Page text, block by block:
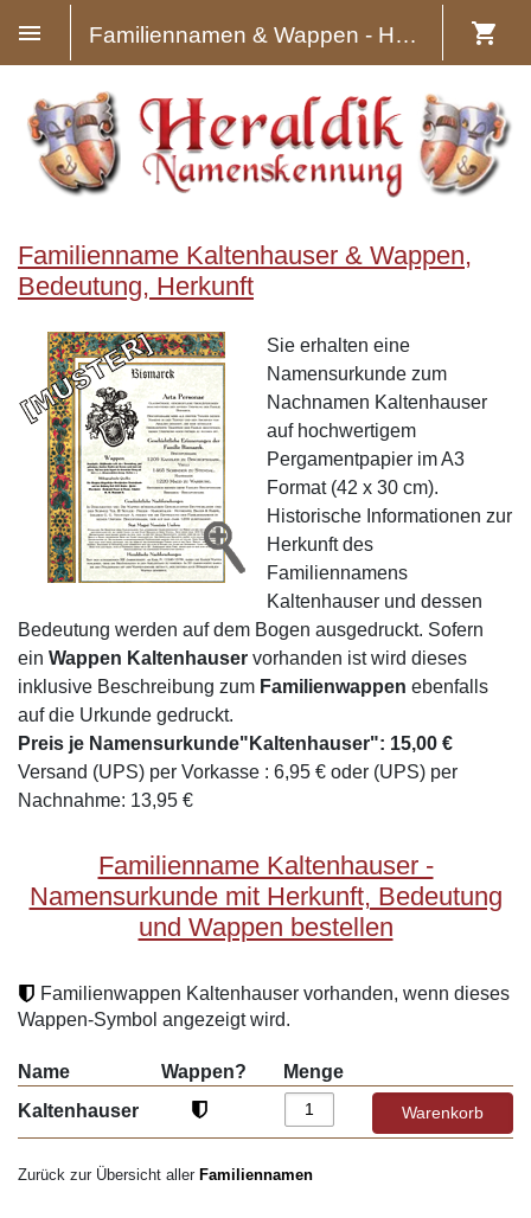
Familiennamen & Wappen - Heraldik
Familienname Kaltenhauser & Wappen,
Bedeutung, Herkunft
Sie erhalten eine
Namensurkunde zum
Nachnamen Kaltenhauser
auf hochwertigem
Pergamentpapier im A3
Format (42 x 30 cm).
Historische Informationen zur
Herkunft des
Familiennamens
Kaltenhauser und dessen
Bedeutung werden auf dem Bogen ausgedruckt. Sofern
ein Wappen Kaltenhauser vorhanden ist wird dieses
inklusive Beschreibung zum Familienwappen ebenfalls
auf die Urkunde gedruckt.
Preis je Namensurkunde"Kaltenhauser": 15,00 €
Versand (UPS) per Vorkasse : 6,95 € oder (UPS) per
Nachnahme: 13,95 €
Familienname Kaltenhauser -
Namensurkunde mit Herkunft, Bedeutung
und Wappen bestellen
Familienwappen Kaltenhauser vorhanden, wenn dieses
Wappen-Symbol angezeigt wird.
Name Wappen?
Menge
Kaltenhauser
Zurück zur Übersicht aller Familiennamen